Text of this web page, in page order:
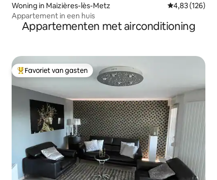
Woning in Maizières-lès-Metz Gemiddelde
4,83 (126)
Appartement in een huis
Appartementen met airconditioning
Topfavoriet van gasten
Favoriet van gasten